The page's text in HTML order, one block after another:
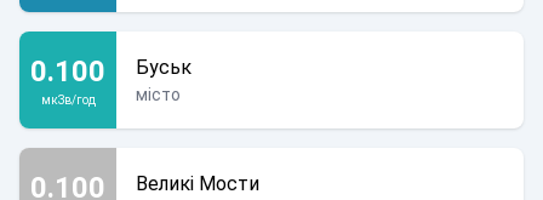
0.100
мкЗв/год
Буськ
місто
0.100 Великі Мости